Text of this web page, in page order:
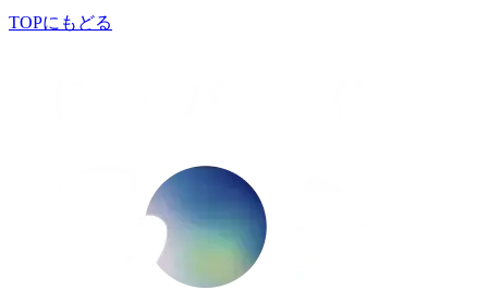
TOPにもどる